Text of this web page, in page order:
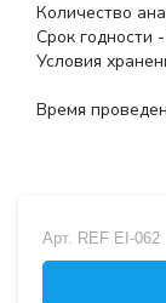
Количество
Срок годности
Условия
Время
Арт. REF EI-062